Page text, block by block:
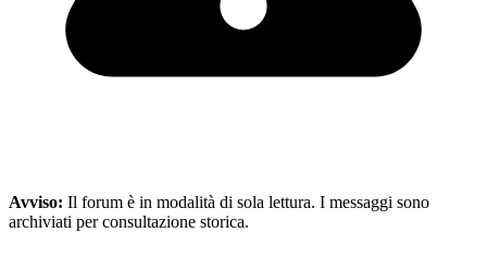
Avviso: Il forum è in modalità di sola lettura. I messaggi sono
archiviati per consultazione storica.